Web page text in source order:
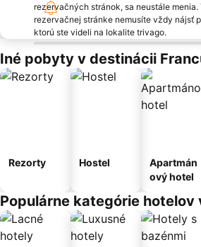
rezervačných stránok, sa neustále menia.
rezervačnej stránke nemusíte vždy nájsť
ktorú ste videli na lokalite trivago.
Iné pobyty v destinácii
Rezorty Hostel
Apartmán
ový hotel
Populárne kategórie hotelov